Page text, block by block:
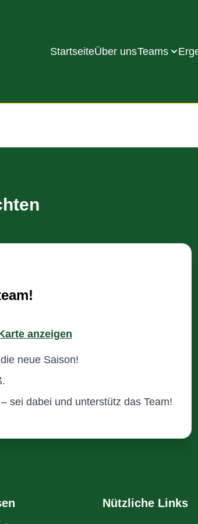
StartseiteÜber unsTeams
anzeigen
neue Saison!
sei dabei und unterstütz das Team!
Nützliche Links